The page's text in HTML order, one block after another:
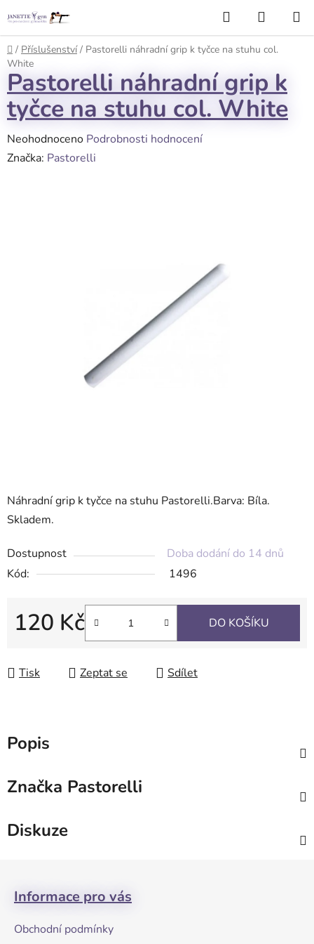
na
obsah
Hledat
KOŠÍK
Domů
/ Příslušenství / Pastorelli náhradní grip k tyčce na stuhu col.
White
Náhradní grip k tyčce na stuhu Pastorelli.Barva: Bíla.
Skladem.
Dostupnost
Doba dodání do 14 dnů
Kód:
1496
120 Kč DO KOŠÍKU
Tisk Zeptat se Sdílet
Pastorelli náhradní grip k
tyčce na stuhu col. White
Průměrné
hodnocení
Neohodnoceno Podrobnosti hodnocení
Značka: Pastorelli
Popis
Značka Pastorelli
Diskuze
Informace pro vás
Obchodní podmínky